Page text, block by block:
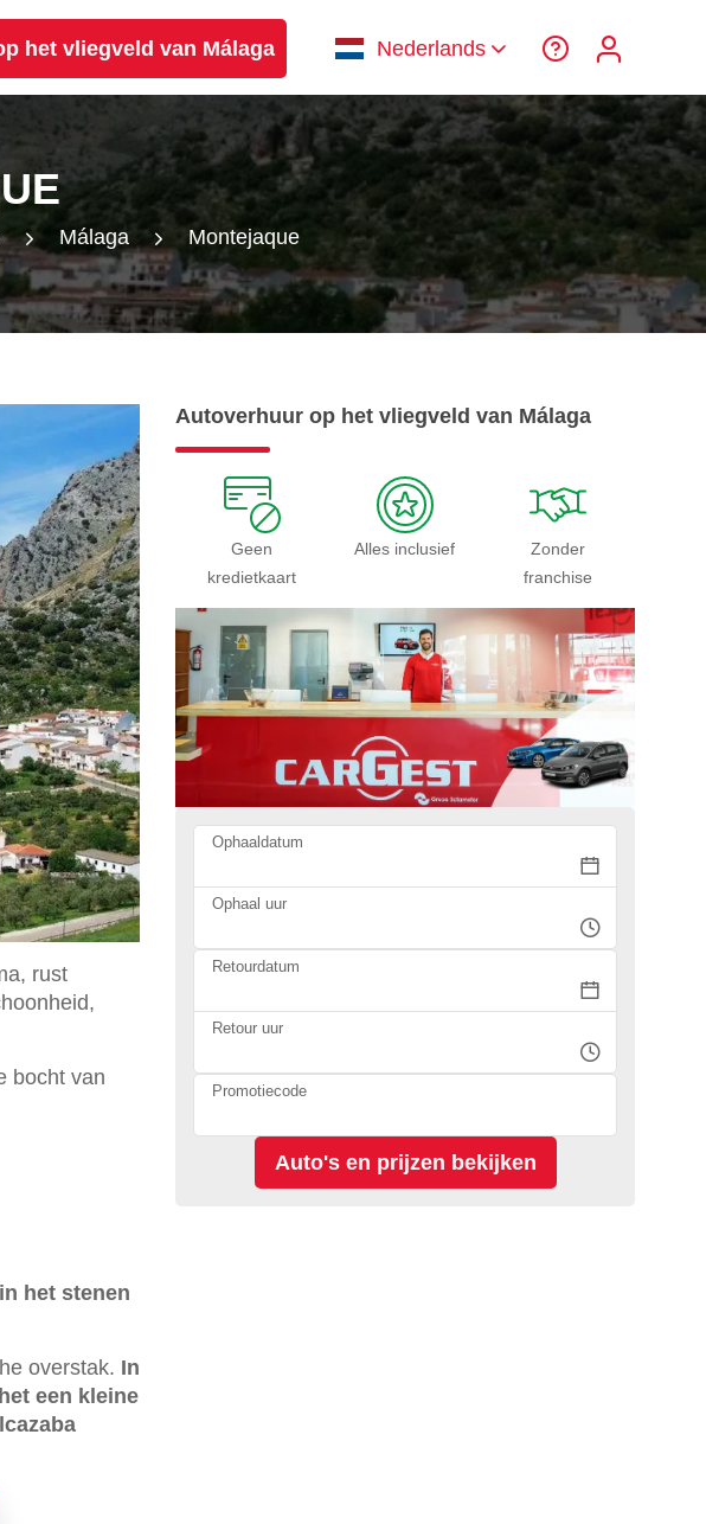
het vliegveld van Málaga Nederlands
Málaga Montejaque
rust
bocht van
het stenen
overstak. In
een kleine
Autoverhuur op het vliegveld van Málaga
Geen
kredietkaart
Alles inclusief
Zonder
franchise
Ophaaldatum
Ophaal uur
Retourdatum
Retour uur
Promotiecode